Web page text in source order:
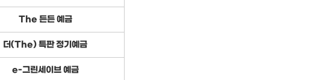
The 든든 예금
더(The) 특판 정기예금
e-그린세이브 예금